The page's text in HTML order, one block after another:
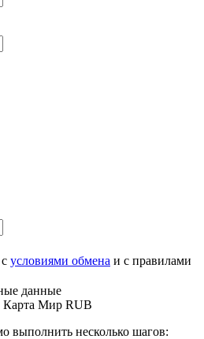
условиями обмена и с правилами
данные
Мир RUB
выполнить несколько шагов: